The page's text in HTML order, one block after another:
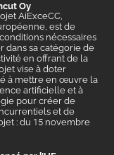
Oy
AiExceCC,
est de
nécessaires
dans sa catégorie de
en offrant de la
vise à doter
à mettre en œuvre la
artificielle et à
pour créer de
et de
: du 15 novembre